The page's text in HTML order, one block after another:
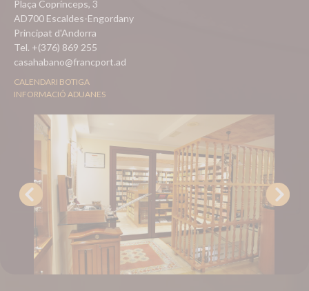
Plaça Coprínceps, 3
AD700 Escaldes-Engordany
Principat d'Andorra
Tel. +(376) 869 255
casahabano@francport.ad
CALENDARI BOTIGA
INFORMACIÓ ADUANES